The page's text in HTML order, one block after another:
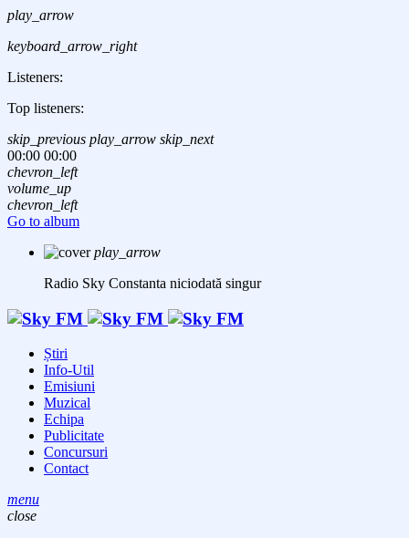
play_arrow
keyboard_arrow_right
Listeners:
Top listeners:
skip_previous play_arrow skip_next
00:00 00:00
chevron_left
volume_up
chevron_left
Go to album
play_arrow
Radio Sky Constanta niciodată singur
Știri
Info-Util
Emisiuni
Muzical
Echipa
Publicitate
Concursuri
Contact
menu
close